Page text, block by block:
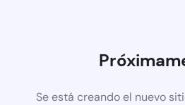
Se está creando el nuevo